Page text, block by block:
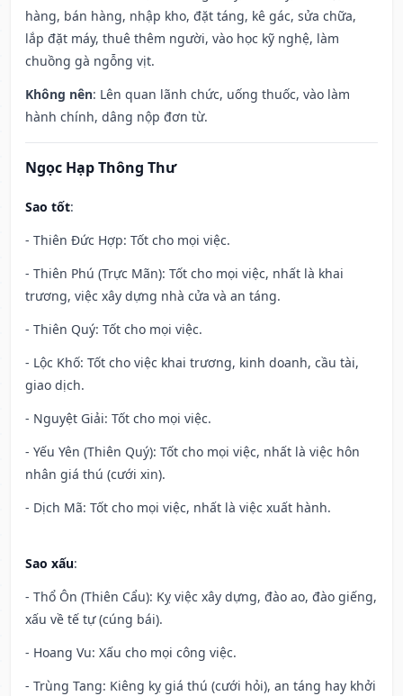
hàng, bán hàng, nhập kho, đặt táng, kê gác, sửa chữa,
lắp đặt máy, thuê thêm người, vào học kỹ nghệ, làm
chuồng gà ngỗng vịt.
Không nên: Lên quan lãnh chức, uống thuốc, vào làm
hành chính, dâng nộp đơn từ.
Ngọc Hạp Thông Thư
Sao tốt:
- Thiên Đức Hợp: Tốt cho mọi việc.
- Thiên Phú (Trực Mãn): Tốt cho mọi việc, nhất là khai
trương, việc xây dựng nhà cửa và an táng.
- Thiên Quý: Tốt cho mọi việc.
- Lộc Khố: Tốt cho việc khai trương, kinh doanh, cầu tài,
giao dịch.
- Nguyệt Giải: Tốt cho mọi việc.
- Yếu Yên (Thiên Quý): Tốt cho mọi việc, nhất là việc hôn
nhân giá thú (cưới xin).
- Dịch Mã: Tốt cho mọi việc, nhất là việc xuất hành.
Sao xấu:
- Thổ Ôn (Thiên Cẩu): Kỵ việc xây dựng, đào ao, đào giếng,
xấu về tế tự (cúng bái).
- Hoang Vu: Xấu cho mọi công việc.
- Trùng Tang: Kiêng kỵ giá thú (cưới hỏi), an táng hay khởi